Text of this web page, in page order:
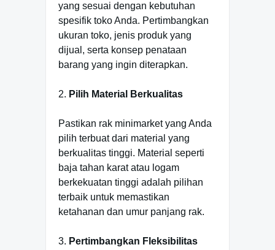
yang sesuai dengan kebutuhan
spesifik toko Anda. Pertimbangkan
ukuran toko, jenis produk yang
dijual, serta konsep penataan
barang yang ingin diterapkan.
2. Pilih Material Berkualitas
Pastikan rak minimarket yang Anda
pilih terbuat dari material yang
berkualitas tinggi. Material seperti
baja tahan karat atau logam
berkekuatan tinggi adalah pilihan
terbaik untuk memastikan
ketahanan dan umur panjang rak.
3. Pertimbangkan Fleksibilitas